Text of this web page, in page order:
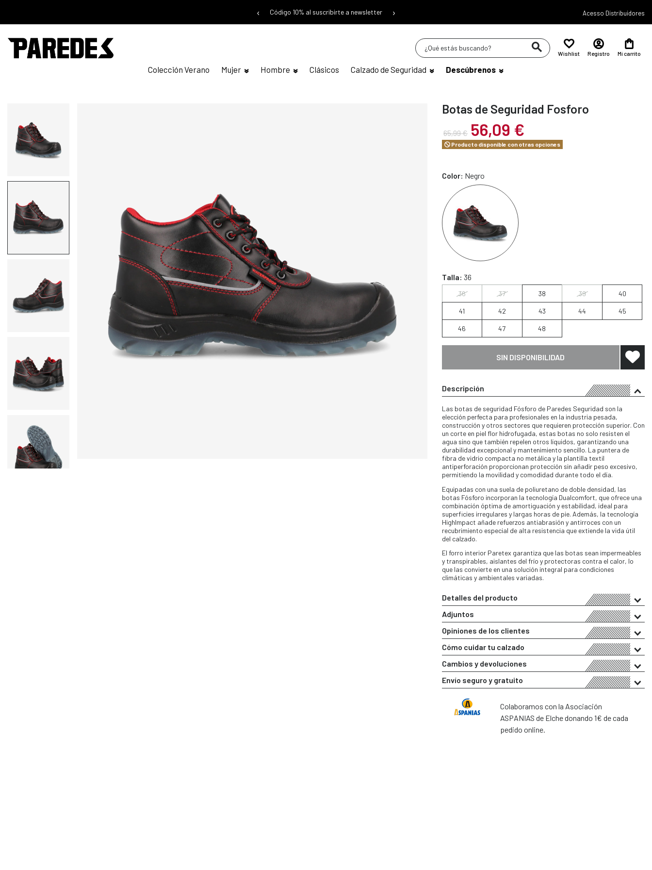
‹ Código 10% al suscribirte a newsletter › Acesso Distribuidores
Colección Verano Mujer Hombre Clásicos Calzado de Seguridad Descúbrenos
Wishlist Registro Mi carrito
Botas de Seguridad Fosforo
65,99 € 56,09 €
Producto disponible con otras opciones
Color: Negro
Talla: 36
36 37 38 39 40
41 42 43 44 45
46 47 48
SIN DISPONIBILIDAD
Descripción
Las botas de seguridad Fósforo de Paredes Seguridad son la
elección perfecta para profesionales en la industria pesada,
construcción y otros sectores que requieren protección superior. Con
un corte en piel flor hidrofugada, estas botas no solo resisten el
agua sino que también repelen otros líquidos, garantizando una
durabilidad excepcional y mantenimiento sencillo. La puntera de
fibra de vidrio compacta no metálica y la plantilla textil
antiperforación proporcionan protección sin añadir peso excesivo,
permitiendo la movilidad y comodidad durante todo el día.
Equipadas con una suela de poliuretano de doble densidad, las
botas Fósforo incorporan la tecnología Dualcomfort, que ofrece una
combinación óptima de amortiguación y estabilidad, ideal para
superficies irregulares y largas horas de pie. Además, la tecnología
HighImpact añade refuerzos antiabrasión y antirroces con un
recubrimiento especial de alta resistencia que extiende la vida útil
del calzado.
El forro interior Paretex garantiza que las botas sean impermeables
y transpirables, aislantes del frío y protectoras contra el calor, lo
que las convierte en una solución integral para condiciones
climáticas y ambientales variadas.
Detalles del producto
Adjuntos
Opiniones de los clientes
Cómo cuidar tu calzado
Cambios y devoluciones
Envío seguro y gratuito
Colaboramos con la Asociación
ASPANIAS de Elche donando 1€ de cada
pedido online.